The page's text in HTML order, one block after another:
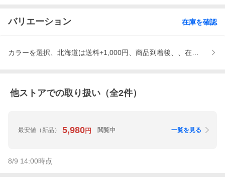
バリエーション 在庫を確認
カラーを選択、北海道は送料+1,000円、商品到着後、、在庫状況
他ストアでの取り扱い（全2件）
最安値 （新品） 5,980円 閲覧中 一覧を見る
8/9 14:00時点